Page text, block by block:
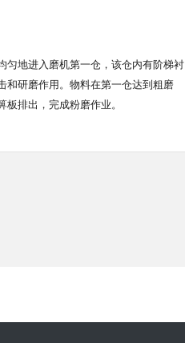
匀地进入磨机第一仓，该仓内有阶梯衬
和研磨作用。物料在第一仓达到粗磨
排出，完成粉磨作业。